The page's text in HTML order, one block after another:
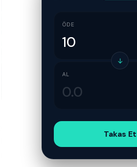
ÖDE
↓
AL
Takas Et